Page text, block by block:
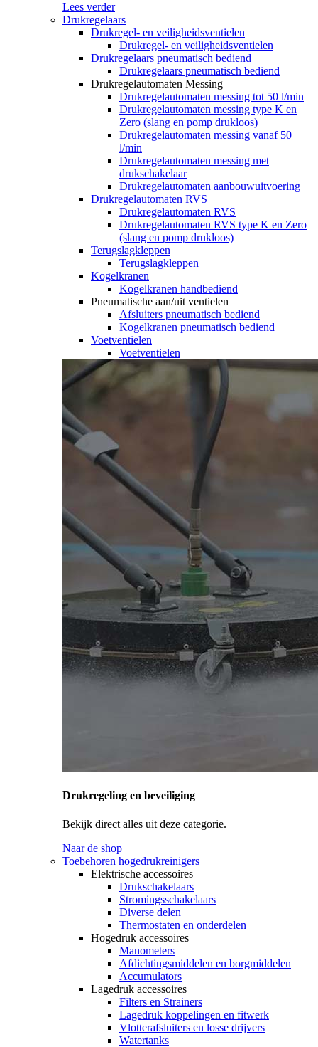
Lees verder
Drukregelaars
Drukregel- en veiligheidsventielen
Drukregel- en veiligheidsventielen
Drukregelaars pneumatisch bediend
Drukregelaars pneumatisch bediend
Drukregelautomaten Messing
Drukregelautomaten messing tot 50 l/min
Drukregelautomaten messing type K en
Zero (slang en pomp drukloos)
Drukregelautomaten messing vanaf 50
l/min
Drukregelautomaten messing met
drukschakelaar
Drukregelautomaten aanbouwuitvoering
Drukregelautomaten RVS
Drukregelautomaten RVS
Drukregelautomaten RVS type K en Zero
(slang en pomp drukloos)
Terugslagkleppen
Terugslagkleppen
Kogelkranen
Kogelkranen handbediend
Pneumatische aan/uit ventielen
Afsluiters pneumatisch bediend
Kogelkranen pneumatisch bediend
Voetventielen
Voetventielen
Drukregeling en beveiliging
Bekijk direct alles uit deze categorie.
Naar de shop
Toebehoren hogedrukreinigers
Elektrische accessoires
Drukschakelaars
Stromingsschakelaars
Diverse delen
Thermostaten en onderdelen
Hogedruk accessoires
Manometers
Afdichtingsmiddelen en borgmiddelen
Accumulators
Lagedruk accessoires
Filters en Strainers
Lagedruk koppelingen en fitwerk
Vlotterafsluiters en losse drijvers
Watertanks